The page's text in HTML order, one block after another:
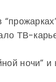
ТВ-
ночи” и